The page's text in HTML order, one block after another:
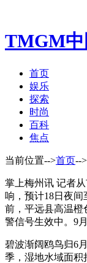
TMGM中
首页
娱乐
探索
时尚
百科
焦点
当前位置-->首页-->
掌上梅州讯 记者
响，预计18日夜间
前，平远县高温橙
警信号生效中。9
碧波渐阔鸥鸟归6
季，湿地水域面积